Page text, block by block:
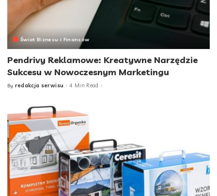
Świat Biznesu i Finansów
Pendrivy Reklamowe: Kreatywne Narzędzie
Sukcesu w Nowoczesnym Marketingu
Posted
By redakcja serwisu 4 Min Read